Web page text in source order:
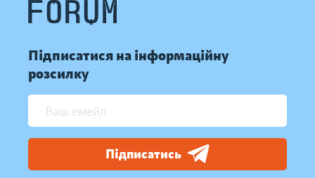
Підписатися на інформаційну
розсилку
Підписатись